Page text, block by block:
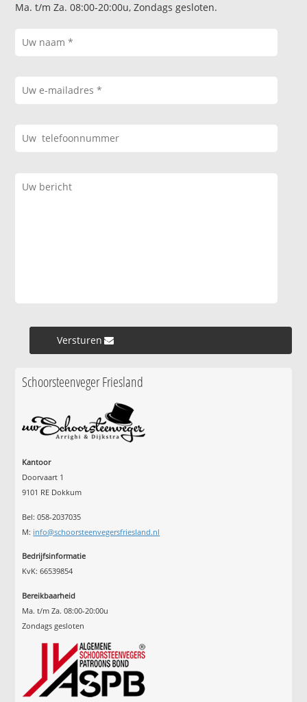
Ma. t/m Za. 08:00-20:00u, Zondags gesloten.
Versturen »
Schoorsteenveger Friesland
Kantoor
Doorvaart 1
9101 RE Dokkum
Bel: 058-2037035
M: info@schoorsteenvegersfriesland.nl
Bedrijfsinformatie
KvK: 66539854
Bereikbaarheid
Ma. t/m Za. 08:00-20:00u
Zondags gesloten